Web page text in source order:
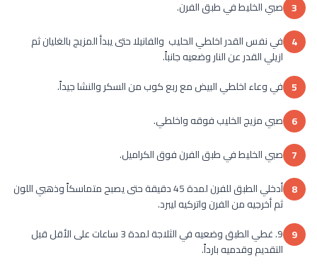
3 صبي الخليط في طبق الفرن.
4 في نفس القدر اخلطي الحليب والفانيلا حتى يبدأ المزيج بالغليان ثم
ازيلي القدر عن النار وضعيه جانباً.
5 في وعاء اخلطي البيض مع ربع كوب من السكر والنشا جيداً.
6 صبي مزيج الخليب فوقه واخلطي.
7 صبي الخليط في طبق الفرن فوق الكراميل.
8
أدخلي الطبق للفرن لمدة 45 دقيقة حتى يصبح متماسكاً وذهبي اللون
ثم أخرجيه من الفرن واتركيه ليبرد.
9
9. غطي الطبق وضعيه في الثلاجة لمدة 3 ساعات على الأقل قبل
التقديم وقدميه بارداً.